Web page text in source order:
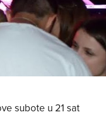
subote u 21 sat